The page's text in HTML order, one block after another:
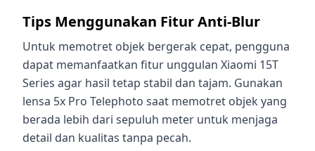
Tips Menggunakan Fitur Anti-Blur
Untuk memotret objek bergerak cepat, pengguna
dapat memanfaatkan fitur unggulan Xiaomi 15T
Series agar hasil tetap stabil dan tajam. Gunakan
lensa 5x Pro Telephoto saat memotret objek yang
berada lebih dari sepuluh meter untuk menjaga
detail dan kualitas tanpa pecah.